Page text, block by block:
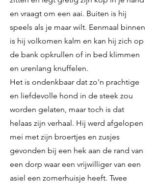
en vraagt om een aai. Buiten is hij
speels als je maar wilt. Eenmaal binnen
is hij volkomen kalm en kan hij zich op
de bank opkrullen of in bed klimmen
en urenlang knuffelen.
Het is ondenkbaar dat zo'n prachtige
en liefdevolle hond in de steek zou
worden gelaten, maar toch is dat
helaas zijn verhaal. Hij werd afgelopen
mei met zijn broertjes en zusjes
gevonden bij een hek aan de rand van
een dorp waar een vrijwilliger van een
asiel een zomerhuisje heeft. Twee